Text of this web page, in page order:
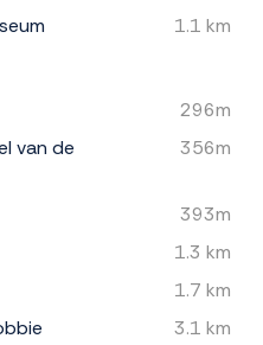
1.1 km
296m
van de
356m
393m
1.3 km
1.7 km
3.1 km